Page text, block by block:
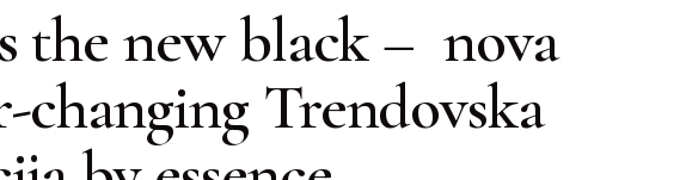
the new black – nova
changing Trendovska